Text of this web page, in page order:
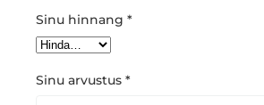
Sinu hinnang *
Sinu arvustus *